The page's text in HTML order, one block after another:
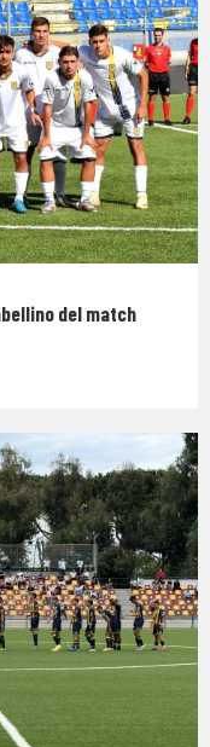
del match